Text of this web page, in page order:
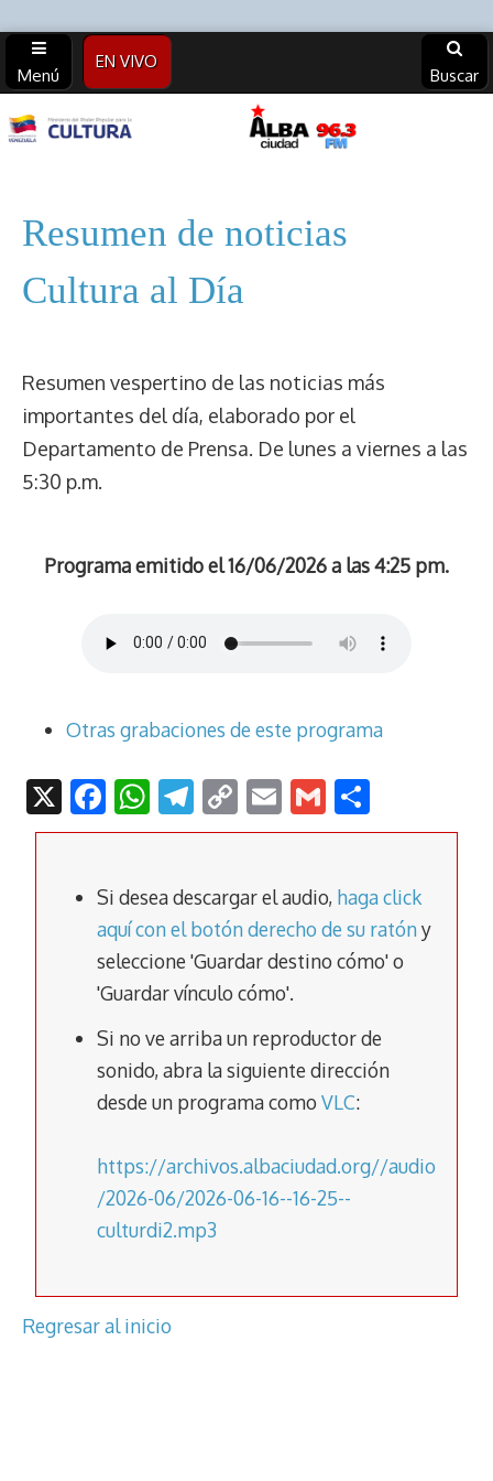
Menú
EN VIVO
Buscar
Alba
Ciudad
96.3 FM
(Archivos)
Resumen de noticias
Cultura al Día
Resumen vespertino de las noticias más
importantes del día, elaborado por el
Departamento de Prensa. De lunes a viernes a las
5:30 p.m.
Programa emitido el 16/06/2026 a las 4:25 pm.
Otras grabaciones de este programa
X F
ac
b
o
o
k
W
h
s
A
p
p
T
el
gr
a
m
C
o
y
Li
n
k
E
m
l
G
m
l
o
p
ar
tir
Si desea descargar el audio, haga click
aquí con el botón derecho de su ratóny
seleccione 'Guardar destino cómo' o
'Guardar vínculo cómo'.
Si no ve arriba un reproductor de
sonido, abra la siguiente dirección
desde un programa como VLC:
https://archivos.albaciudad.org//audio
/2026-06/2026-06-16--16-25--
culturdi2.mp3
Regresar al inicio